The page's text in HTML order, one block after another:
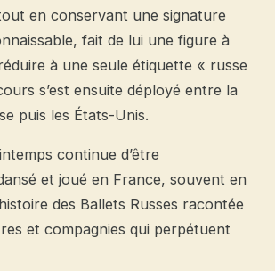
en conservant une signature
fait de lui une figure à
à une seule étiquette « russe
s’est ensuite déployé entre la
puis les États-Unis.
continue d’être
et joué en France, souvent en
des Ballets Russes racontée
et compagnies qui perpétuent